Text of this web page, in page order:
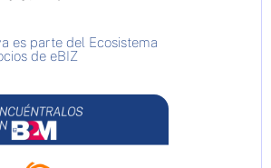
es parte del Ecosistema
de eBIZ